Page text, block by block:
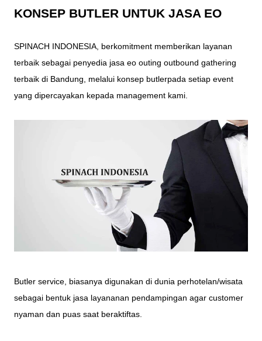
KONSEP BUTLER UNTUK JASA EO
SPINACH INDONESIA, berkomitment memberikan layanan
terbaik sebagai penyedia jasa eo outing outbound gathering
terbaik di Bandung, melalui konsep butlerpada setiap event
yang dipercayakan kepada management kami.
Butler service, biasanya digunakan di dunia perhotelan/wisata
sebagai bentuk jasa layananan pendampingan agar customer
nyaman dan puas saat beraktiftas.